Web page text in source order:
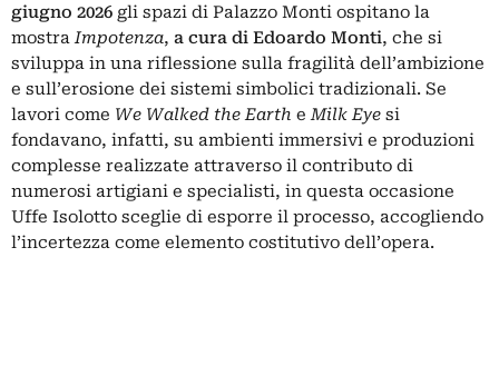
giugno 2026 gli spazi di Palazzo Monti ospitano la
mostraImpotenza, a cura di Edoardo Monti, che si
sviluppa in una riflessione sulla fragilità dell’ambizione
e sull’erosione dei sistemi simbolici tradizionali. Se
lavori come We Walked the Earth eMilk Eye si
fondavano, infatti, su ambienti immersivi e produzioni
complesse realizzate attraverso il contributo di
numerosi artigiani e specialisti, in questa occasione
Uffe Isolotto sceglie di esporre il processo, accogliendo
l’incertezza come elemento costitutivo dell’opera.